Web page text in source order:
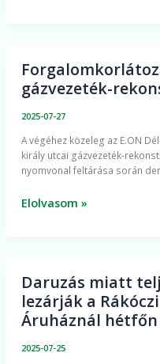
gázvezeték-
2025-07-27
A végéhez közeleg az E.ON
király utcai gázvezeték-
nyomvonal feltárása során
Forgalomkorlátozás
a
a
gázvezeték-
miatt
Elolvasom »
Daruzás miatt
lezárják a
Áruháznál hétfőn
2025-07-25
Daruzás
miatt
teljes